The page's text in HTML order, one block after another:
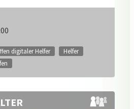
digitaler Helfer
Helfer